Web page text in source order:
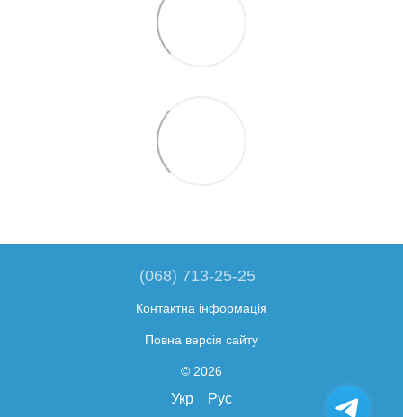
(068) 713-25-25
Контактна інформація
Повна версія сайту
© 2026
Укр Рус